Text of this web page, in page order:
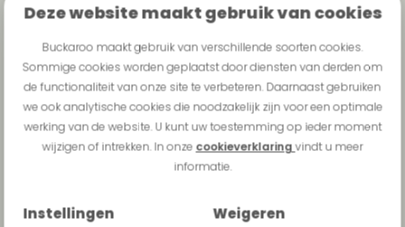
Deze website maakt gebruik van cookies
Buckaroo maakt gebruik van verschillende soorten cookies.
Sommige cookies worden geplaatst door diensten van derden om
de functionaliteit van onze site te verbeteren. Daarnaast gebruiken
we ook analytische cookies die noodzakelijk zijn voor een optimale
werking van de website. U kunt uw toestemming op ieder moment
wijzigen of intrekken. In onze cookieverklaringvindt u meer
informatie.
Instellingen Weigeren